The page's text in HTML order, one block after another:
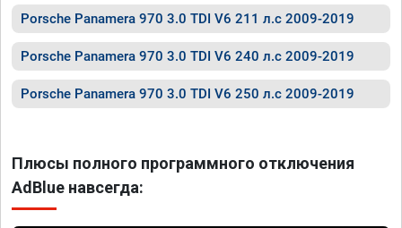
Porsche Panamera 970 3.0 TDI V6 211 л.с 2009-2019
Porsche Panamera 970 3.0 TDI V6 240 л.с 2009-2019
Porsche Panamera 970 3.0 TDI V6 250 л.с 2009-2019
Плюсы полного программного отключения
AdBlue навсегда: